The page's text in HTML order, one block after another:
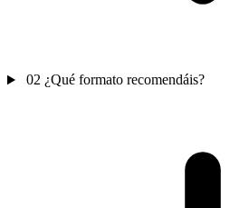
02 ¿Qué formato recomendáis?